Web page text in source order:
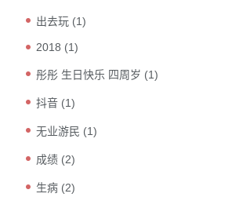
出去玩 (1)
2018 (1)
彤彤 生日快乐 四周岁 (1)
抖音 (1)
无业游民 (1)
成绩 (2)
生病 (2)